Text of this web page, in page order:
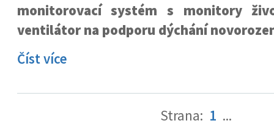
monitorovací systém s monitory
ventilátor na podporu dýchání
Číst více
Strana: 1 ...